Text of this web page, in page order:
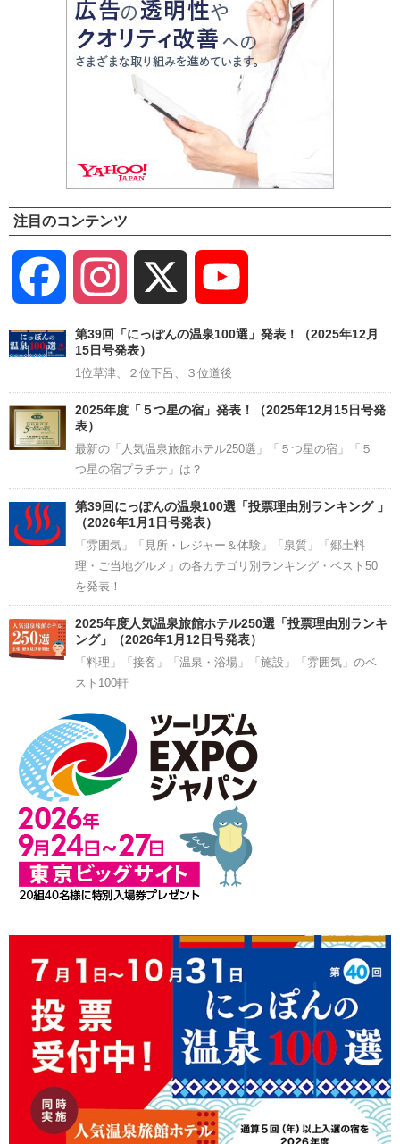
注目のコンテンツ
Facebook Instagram
Channel
第39回「にっぽんの温泉100選」発表！（2025年12月
15日号発表）
1位草津、２位下呂、３位道後
2025年度「５つ星の宿」発表！（2025年12月15日号発
表）
最新の「人気温泉旅館ホテル250選」「５つ星の宿」「５
つ星の宿プラチナ」は？
第39回にっぽんの温泉100選「投票理由別ランキング 」
（2026年1月1日号発表）
「雰囲気」「見所・レジャー＆体験」「泉質」「郷土料
理・ご当地グルメ」の各カテゴリ別ランキング・ベスト50
を発表！
2025年度人気温泉旅館ホテル250選「投票理由別ランキ
ング」（2026年1月12日号発表）
「料理」「接客」「温泉・浴場」「施設」「雰囲気」のベ
スト100軒